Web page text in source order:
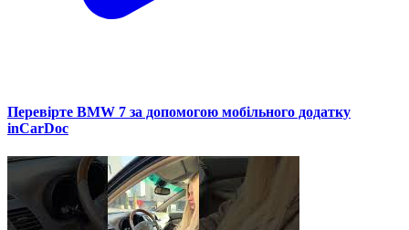
Перевірте BMW 7 за допомогою мобільного додатку
inCarDoc